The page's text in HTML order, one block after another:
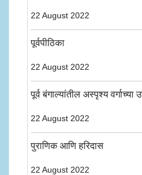
22 August 2022
पूर्वपीठिका
22 August 2022
पूर्व बंगाल्यांतील अस्पृश्य वर्गाच्या
22 August 2022
पुराणिक आणि हरिदास
22 August 2022